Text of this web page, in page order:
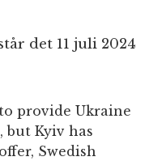
det 11 juli 2024
provide Ukraine
but Kyiv has
Swedish